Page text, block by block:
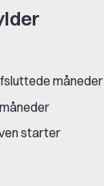
måneder
starter